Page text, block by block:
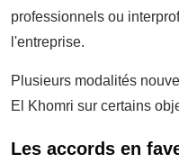
professionnels ou
l'entreprise.
Plusieurs modalités
El Khomri sur certains
Les accords en